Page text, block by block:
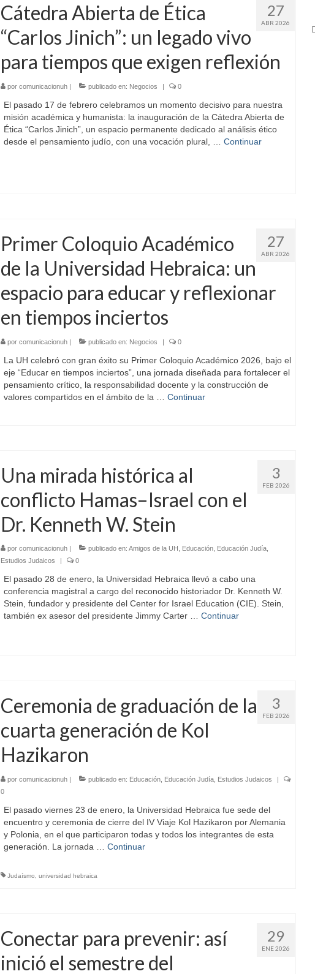
27
ABR 2026
Cátedra Abierta de Ética
“Carlos Jinich”: un legado vivo
para tiempos que exigen reflexión
por comunicacionuh| publicado en: Negocios | 0
El pasado 17 de febrero celebramos un momento decisivo para nuestra
misión académica y humanista: la inauguración de la Cátedra Abierta de
Ética “Carlos Jinich”, un espacio permanente dedicado al análisis ético
desde el pensamiento judío, con una vocación plural, … Continuar
27
ABR 2026
Primer Coloquio Académico
de la Universidad Hebraica: un
espacio para educar y reflexionar
en tiempos inciertos
por comunicacionuh| publicado en: Negocios | 0
La UH celebró con gran éxito su Primer Coloquio Académico 2026, bajo el
eje “Educar en tiempos inciertos”, una jornada diseñada para fortalecer el
pensamiento crítico, la responsabilidad docente y la construcción de
valores compartidos en el ámbito de la … Continuar
3
FEB 2026
Una mirada histórica al
conflicto Hamas–Israel con el
Dr. Kenneth W. Stein
por comunicacionuh| publicado en: Amigos de la UH Educación, Educación Judía,
Estudios Judaicos
| 0
El pasado 28 de enero, la Universidad Hebraica llevó a cabo una
conferencia magistral a cargo del reconocido historiador Dr. Kenneth W.
Stein, fundador y presidente del Center for Israel Education (CIE). Stein,
también ex asesor del presidente Jimmy Carter … Continuar
3
FEB 2026
Ceremonia de graduación de la
cuarta generación de Kol
Hazikaron
por comunicacionuh| publicado en: Educación, Educación Judía, Estudios Judaicos
|
0
El pasado viernes 23 de enero, la Universidad Hebraica fue sede del
encuentro y ceremonia de cierre del IV Viaje Kol Hazikaron por Alemania
y Polonia, en el que participaron todas y todos los integrantes de esta
generación. La jornada … Continuar
Judaísmo universidad hebraica
29
ENE 2026
Conectar para prevenir: así
inició el semestre del